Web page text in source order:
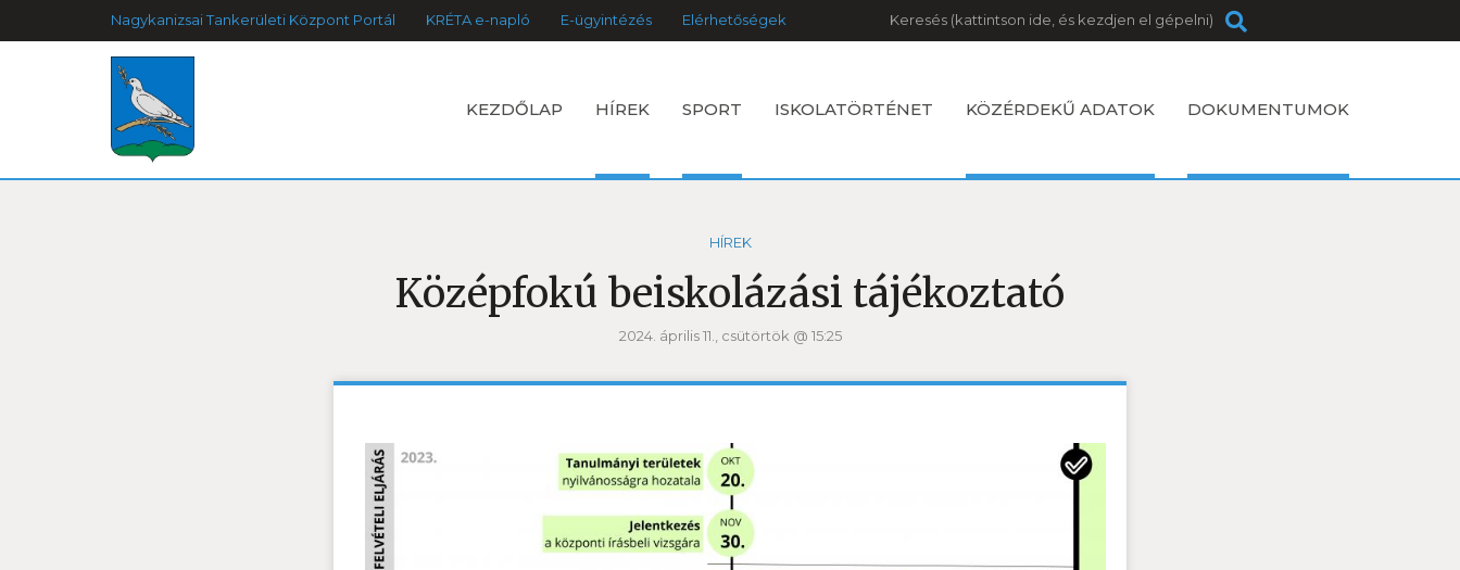
Nagykanizsai Tankerületi Központ Portál KRÉTA e-napló E-ügyintézés Elérhetőségek Keresés
KEZDŐLAP HÍREK SPORT ISKOLATÖRTÉNET KÖZÉRDEKŰ ADATOK DOKUMENTUMOK
HÍREK
Középfokú beiskolázási tájékoztató
2024. április 11., csütörtök @ 15:25